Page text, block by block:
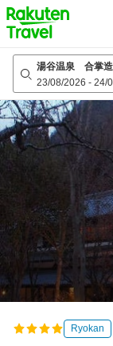
to
top
page
湯谷温泉 合掌
23/08/2026 - 24/
Ryokan